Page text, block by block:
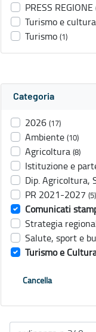
PRESS REGIONE
Turismo e cultura
Turismo (1)
Categoria
2026 (17)
Ambiente (10)
Agricoltura (8)
Istituzione e
Dip. Agricoltura,
PR 2021-2027 (5)
Comunicati
Strategia
Salute, sport e
Turismo e
Cancella